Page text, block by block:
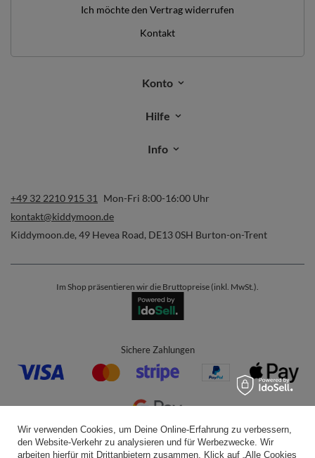
Ich möchte den Vertrag widerrufen
Kontakt
Konto
Hilfe
Info
+49 32 2210 915 31
Mon-Fri 8:00-16:00 Uhr
kontakt@kiddymoon.de
Kiddymoon.de, 49 Hevea Road, DE13 0SH Burton-on-Trent
Im Shop präsentieren wir die Bruttopreise (inkl. MwSt.).
Sichere Zahlungen
Bequeme Lieferung
Wir verwenden Cookies, um Deine Online-Erfahrung zu verbessern,
den Website-Verkehr zu analysieren und für Werbezwecke. Wir
arbeiten hierfür mit Drittanbietern zusammen. Klick auf „Alle Cookies